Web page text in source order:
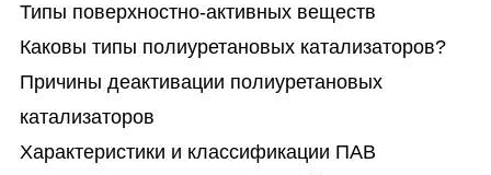
Типы поверхностно-активных веществ
Каковы типы полиуретановых катализаторов?
Причины деактивации полиуретановых
катализаторов
Характеристики и классификации ПАВ